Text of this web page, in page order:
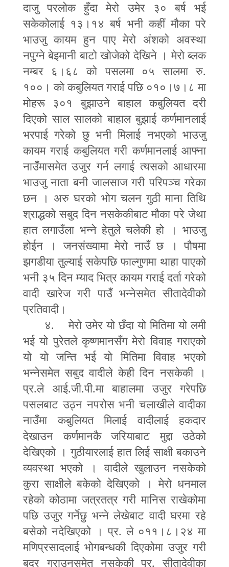
दाजु परलोक हुँदा मेरो उमेर ३० बर्ष भई
सकेकोलाई १३।१४ बर्ष भनी कहीं मौका परे
भाउजु कायम हुन पाए मेरो अंशको अवस्था
नपुग्ने बेइमानी बाटो खोजेको देखिने । मेरो ब्लक
नम्बर ६।६८ को पसलमा ०५ सालमा रु.
१००। को कबुलियत गराई पछि ०१०।७।८ मा
मोहरू ३०१ बुझाउने बाहाल कबुलियत दरी
दिएको साल सालको बाहाल बुझाई कर्णमानलाई
भरपाई गरेको छु भनी मिलाई नभएको भाउजु
कायम गराई कबुलियत गरी कर्णमानलाई आफ्ना
नाउँमासमेत उजुर गर्न लगाई त्यसको आधारमा
भाउजु नाता बनी जालसाज गरी परिपञ्च गरेका
छन । अरु घरको भोग चलन गुठी माना तिथि
श्राद्धको सबुद दिन नसकेकीबाट मौका परे जेथा
हात लगाउँला भन्ने हेतुले चलेकी हो । भाउजु
होईन । जनसंख्यामा मेरो नाउँ छ । पौषमा
झगडीया तुल्याई सकेपछि फाल्गुणमा थाहा पाएको
भनी ३५ दिन म्याद भित्र कायम गराई दर्ता गरेको
वादी खारेज गरी पाउँ भन्नेसमेत सीतादेवीको
प्रतिवादी।
४. मेरो उमेर यो छँदा यो मितिमा यो लमी
भई यो पुरेतले कृष्णमानसँग मेरो विवाह गराएको
यो यो जन्ति भई यो मितिमा विवाह भएको
भन्नेसमेत सबुद वादीले केही दिन नसकेकी ।
प्र.ले आई.जी.पी.मा बाहालमा उजुर गरेपछि
पसलबाट उठ्न नपरोस भनी चलाखीले वादीका
नाउँमा कबुलियत मिलाई वादीलाई हकदार
देखाउन कर्णमानकै जरियाबाट मुद्दा उठेको
देखिएको । गुठीयारलाई हात लिई साक्षी बकाउने
व्यवस्था भएको । वादीले खुलाउन नसकेको
कुरा साक्षीले बकेको देखिएको । मेरो धनमाल
रहेको कोठामा जत्रतत्र गरी मानिस राखेकोमा
पछि उजुर गर्नेछु भन्ने लेखेबाट वादी घरमा रहे
बसेको नदेखिएको । प्र. ले ०११।८।२४ मा
मणिप्रसादलाई भोगबन्धकी दिएकोमा उजुर गरी
बदर गराउनसमेत नसकेकी प्र. सीतादेवीका